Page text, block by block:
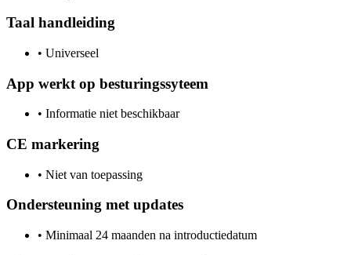
Taal handleiding
• Universeel
App werkt op besturingssyteem
• Informatie niet beschikbaar
CE markering
• Niet van toepassing
Ondersteuning met updates
• Minimaal 24 maanden na introductiedatum